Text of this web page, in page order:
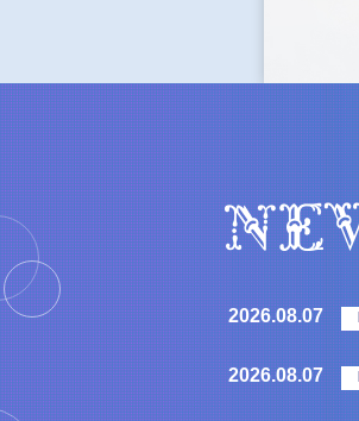
2026.08.07
2026.08.07